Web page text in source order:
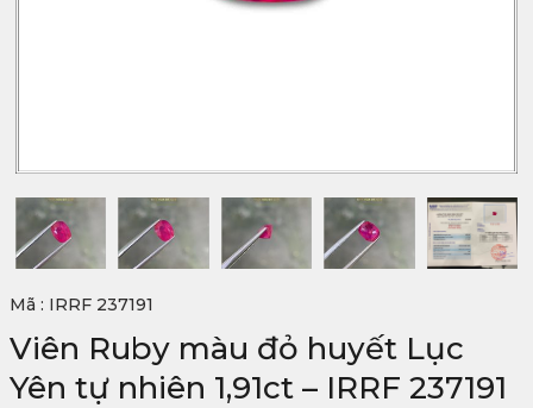
Mã : IRRF 237191
Viên Ruby màu đỏ huyết Lục
Yên tự nhiên 1,91ct – IRRF 237191